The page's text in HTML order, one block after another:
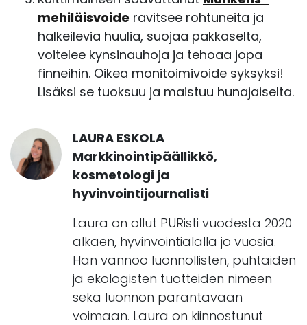
mehiläisvoide ravitsee rohtuneita ja
halkeilevia huulia, suojaa pakkaselta,
voitelee kynsinauhoja ja tehoaa jopa
finneihin. Oikea monitoimivoide syksyksi!
Lisäksi se tuoksuu ja maistuu hunajaiselta.
LAURA ESKOLA
Markkinointipäällikkö,
kosmetologi ja
hyvinvointijournalisti
Laura on ollut PURisti vuodesta 2020
alkaen, hyvinvointialalla jo vuosia.
Hän vannoo luonnollisten, puhtaiden
ja ekologisten tuotteiden nimeen
sekä luonnon parantavaan
voimaan. Laura on kiinnostunut